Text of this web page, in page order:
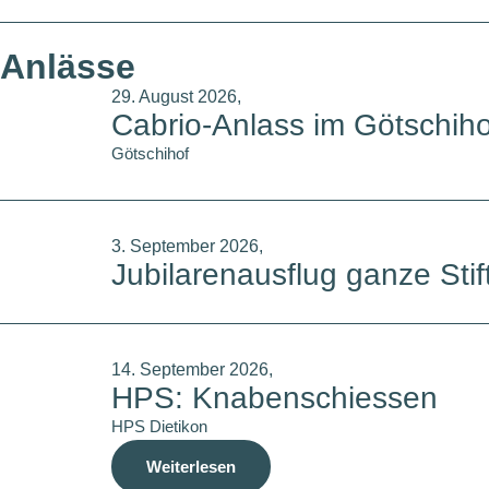
Anlässe
29. August 2026,
Cabrio-Anlass im
Götschihof
3. September 2026,
Jubilarenausflug ganze
14. September 2026,
HPS: Knabenschiessen
HPS Dietikon
Weiterlesen